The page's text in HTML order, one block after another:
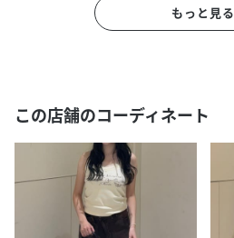
もっと見る
この店舗のコーディネート